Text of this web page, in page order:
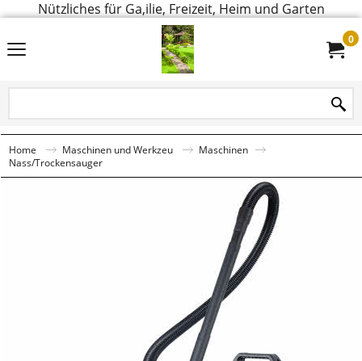
Nützliches für Ga,ilie, Freizeit, Heim und Garten
0
Home Maschinen und Werkzeu
Maschinen
Nass/Trockensauger